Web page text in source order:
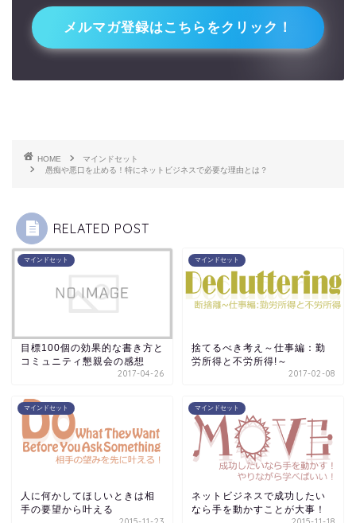
↓↓
メルマガ登録はこちらをクリック！
HOME
マインドセット
愚痴や悪口を止める！特にネットビジネスで必要な理由とは？
RELATED POST
マインドセット
目標100個の効果的な書き方と
コミュニティ懇親会の感想
2017-04-26
マインドセット
捨てるべき考え～仕事編：勤
労所得と不労所得!～
2017-02-08
マインドセット
人に何かしてほしいときは相
手の要望から叶える
マインドセット
ネットビジネスで成功したい
なら手を動かすことが大事！